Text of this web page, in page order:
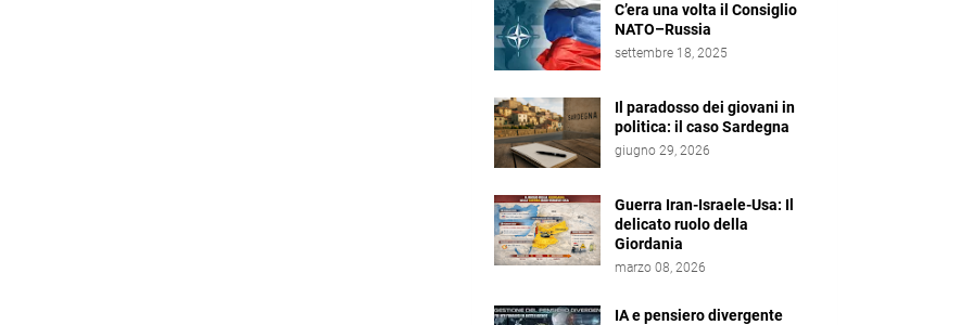
C’era una volta il Consiglio
NATO–Russia
settembre 18, 2025
Il paradosso dei giovani in
politica: il caso Sardegna
giugno 29, 2026
Guerra Iran-Israele-Usa: Il
delicato ruolo della
Giordania
marzo 08, 2026
IA e pensiero divergente